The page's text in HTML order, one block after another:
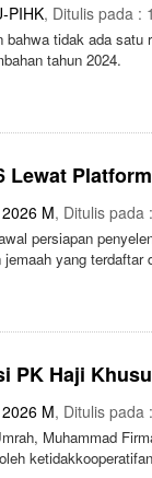
PIHK, Ditulis pada :
tidak ada
tahun 2024.
Lewat
M, Ditulis pada
persiapan
yang
PK Haji
M, Ditulis pada
Muhammad